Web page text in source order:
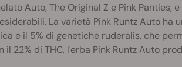
Auto, The Original Z e Pink
La varietà Pink Runtz Auto
e il 5% di genetiche ruderalis, che
il 22% di THC, l'erba Pink Runtz Auto